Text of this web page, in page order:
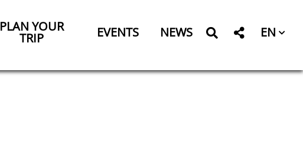
PLAN YOUR
TRIP EVENTS NEWS EN